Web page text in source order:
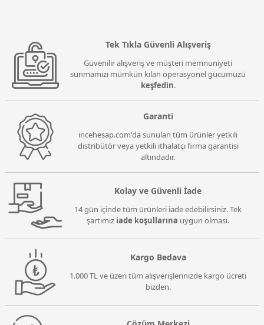
Tek Tıkla Güvenli Alışveriş
Güvenilir alışveriş ve müşteri memnuniyeti
sunmamızı mümkün kılan operasyonel gücümüzü
keşfedin.
Garanti
incehesap.com'da sunulan tüm ürünler yetkili
distribütör veya yetkili ithalatçı firma garantisi
altındadır.
Kolay ve Güvenli İade
14 gün içinde tüm ürünleri iade edebilirsiniz. Tek
şartımız iade koşullarına uygun olması.
Kargo Bedava
1.000 TL ve üzeri tüm alışverişlerinizde kargo ücreti
bizden.